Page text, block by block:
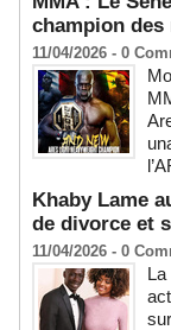
champion des
11/04/2026 - 0
Khaby Lame
de divorce et
11/04/2026 - 0